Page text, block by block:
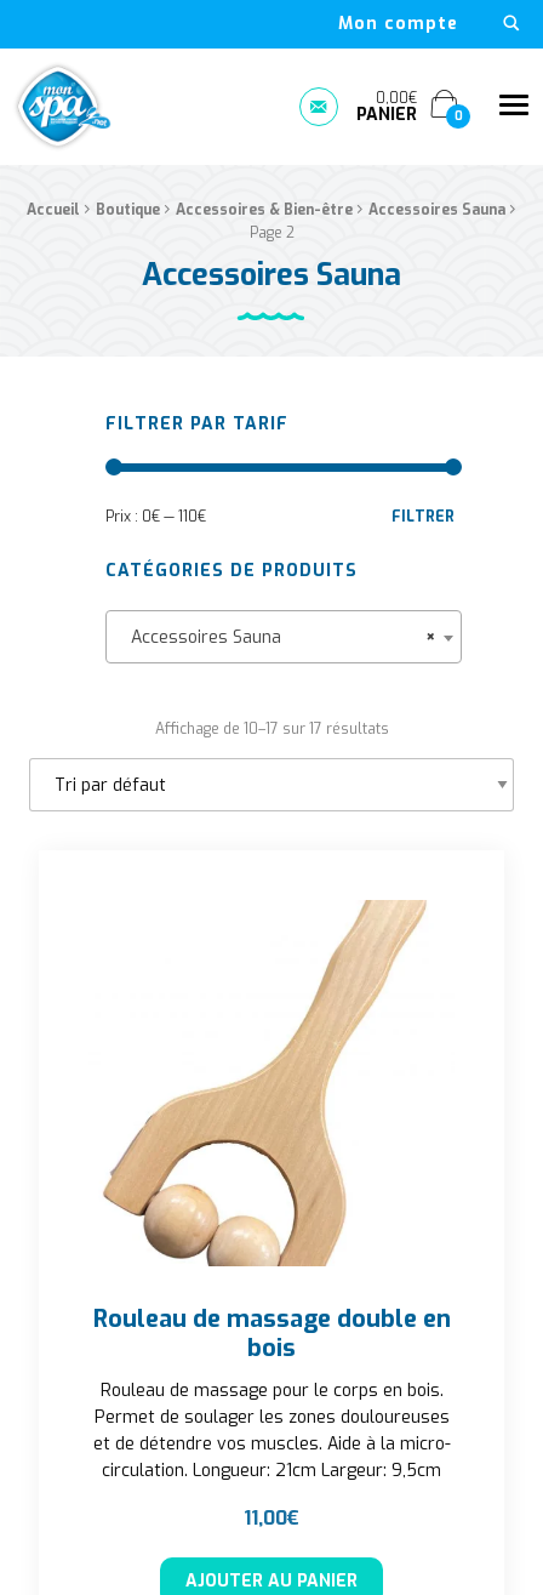
Mon compte
Mon Spa Spa sur-mesure, nage, bulle et boutique en ligne à
Prendre rendez-vous
0,00€
PANIER 0
Fil d'Ariane :
Accueil › Boutique › Accessoires & Bien-être › Accessoires Sauna ›
Page 2
Accessoires Sauna
FILTRER PAR TARIF
Prix min
Prix max FILTRER
Prix : 0€—110€
CATÉGORIES DE PRODUITS
×
Accessoires Sauna
Affichage de 10–17 sur 17 résultats
Rouleau de massage double en
bois
Rouleau de massage pour le corps en bois.
Permet de soulager les zones douloureuses
et de détendre vos muscles. Aide à la micro-
circulation. Longueur: 21cm Largeur: 9,5cm
11,00€
AJOUTER AU PANIER